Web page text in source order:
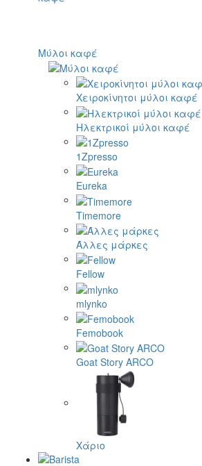
Μύλοι καφέ
Χειροκίνητοι μύλοι καφέ
Ηλεκτρικοί μύλοι καφέ
1Zpresso
Eureka
Timemore
Άλλες μάρκες
Fellow
mlynko
Femobook
Goat Story ARCO
Χάριο